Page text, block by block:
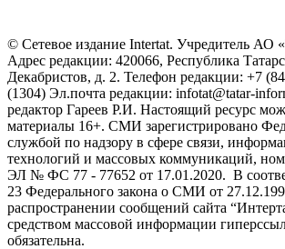
© Сетевое издание Intertat. Учредитель
Адрес редакции: 420066, Республика
Декабристов, д. 2. Телефон редакции: +7
(1304) Эл.почта редакции: infotat@tatar-
редактор Гареев Р.И. Настоящий ресурс
материалы 16+. СМИ зарегистрировано
службой по надзору в сфере связи,
технологий и массовых коммуникаций,
ЭЛ № ФС 77 - 77652 от 17.01.2020. В
23 Федерального закона о СМИ от
распространении сообщений сайта
средством массовой информации
обязательна.